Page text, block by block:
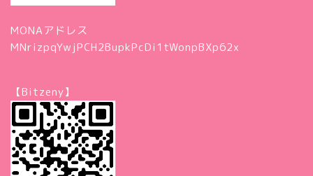
MONAアドレス
MNrizpqYwjPCH2BupkPcDi1tWonpBXp62x
【Bitzeny】